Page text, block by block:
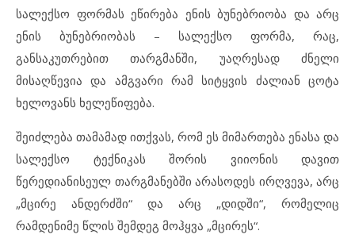
სალექსო ფორმას ეწირება ენის ბუნებრიობა და არც
ენის ბუნებრიობას – სალექსო ფორმა, რაც,
განსაკუთრებით თარგმანში, უაღრესად ძნელი
მისაღწევია და ამგვარი რამ სიტყვის ძალიან ცოტა
ხელოვანს ხელეწიფება.
შეიძლება თამამად ითქვას, რომ ეს მიმართება ენასა და
სალექსო ტექნიკას შორის ვიიონის დავით
წერედიანისეულ თარგმანებში არასოდეს ირღვევა, არც
„მცირე ანდერძში“ და არც „დიდში“, რომელიც
რამდენიმე წლის შემდეგ მოჰყვა „მცირეს“.